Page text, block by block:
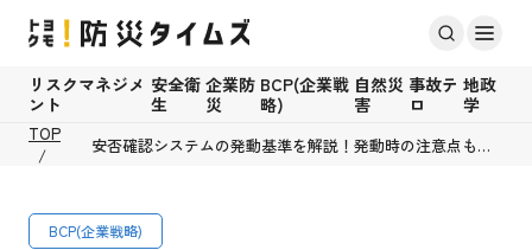
リスクマネジメ
ント
安全衛
生
企業防
災
BCP(企業戦
略)
自然災
害
事故テ
ロ
地政
学
TOP
安否確認システムの発動基準を解説！発動時の注意点も紹
BCP(企業戦略)